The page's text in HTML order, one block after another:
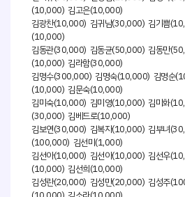
(10,000) 김고은(10,000)
김광찬(10,000) 김귀남(30,000) 김기쁨
(10,000)
김동관(30,000) 김동균(50,000) 김동만
(10,000) 김라함(30,000)
김명수(300,000) 김명숙(10,000) 김명순
(10,000) 김문숙(10,000)
김미숙(10,000) 김미영(10,000) 김미화
(30,000) 김베드로(10,000)
김보연(30,000) 김복자(10,000) 김부녀
(100,000) 김선미(1,000)
김선아(10,000) 김선아(10,000) 김선우
(10,000) 김선희(10,000)
김성란(20,000) 김성만(20,000) 김성주